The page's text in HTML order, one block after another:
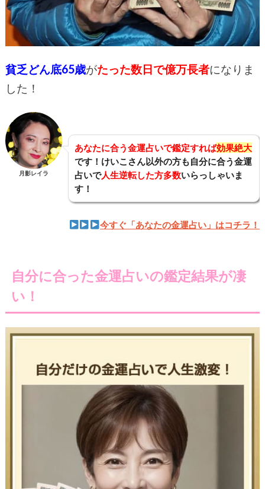
貧乏どん底65歳がたった数日で億万長者になりま
した！
月影レイラ
あなたに合う金運占いで鑑定すれば効果絶大
です！けいこさん以外の方も自分に合う金運
占いで人生逆転した方多数いらっしゃいま
す！
今すぐ「あなたの金運占い」はコチラ！
自分に合った金運占いの鑑定結果が凄
い！